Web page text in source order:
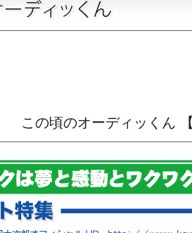
この頃のオーディッくん